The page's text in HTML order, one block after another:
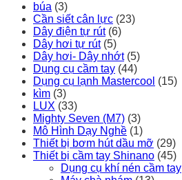
búa (3)
Cần siết cân lực (23)
Dây điện tự rút (6)
Dây hơi tự rút (5)
Dây hơi- Dây nhớt (5)
Dụng cụ cầm tay (44)
Dụng cụ lạnh Mastercool (15)
kìm (3)
LUX (33)
Mighty Seven (M7) (3)
Mô Hình Dạy Nghề (1)
Thiết bị bơm hút dầu mỡ (29)
Thiết bị cầm tay Shinano (45)
Dụng cụ khí nén cầm tay